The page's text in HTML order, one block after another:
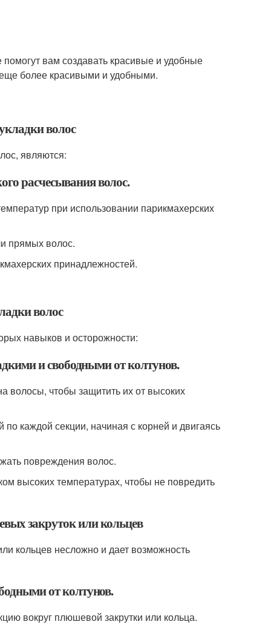
вам создавать красивые и удобные
более красивыми и удобными.
волос
являются:
расчесывания волос.
при использовании парикмахерских
прямых волос.
принадлежностей.
волос
навыков и осторожности:
и свободными от колтунов.
волосы, чтобы защитить их от высоких
каждой секции, начиная с корней и двигаясь
повреждения волос.
высоких температурах, чтобы не повредить
закруток или кольцев
кольцев несложно и дает возможность
от колтунов.
вокруг плюшевой закрутки или кольца.